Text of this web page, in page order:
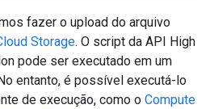
fazer o upload do arquivo
Storage. O script da API High
pode ser executado em um
entanto, é possível executá-lo
de execução, como o Compute